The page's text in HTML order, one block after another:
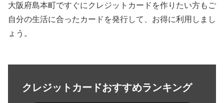
大阪府島本町ですぐにクレジットカードを作りたい方もご
自分の生活に合ったカードを発行して、お得に利用しまし
ょう。
クレジットカードおすすめランキング